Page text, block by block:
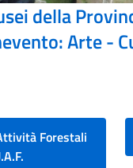
della
Arte -
Forestali